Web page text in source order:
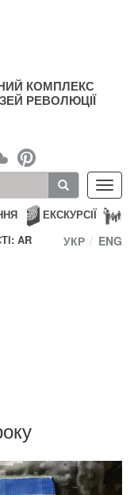
КОМПЛЕКС
РЕВОЛЮЦІЇ
ЕКСКУРСІЇ
AR
УКР ENG